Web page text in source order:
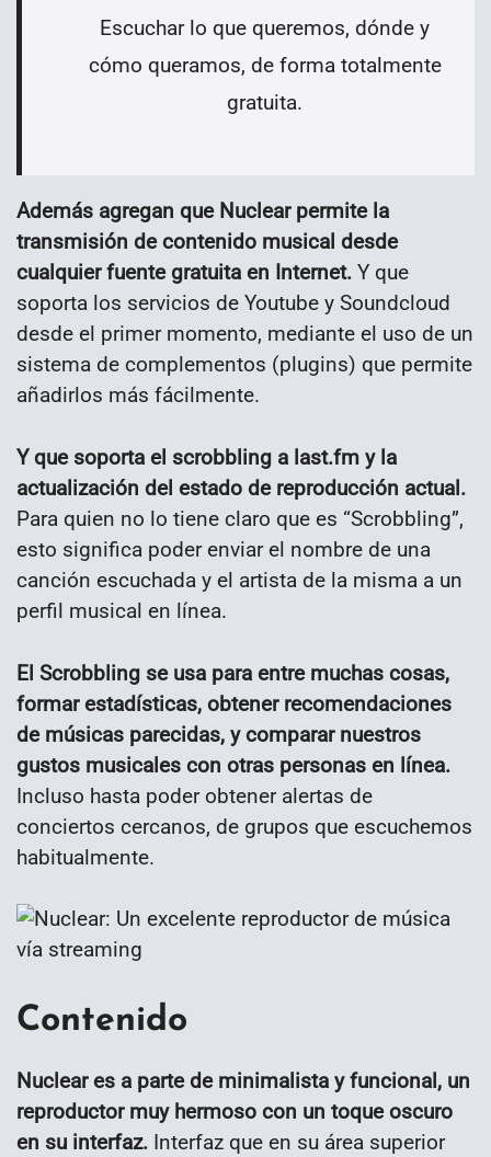
Escuchar lo que queremos, dónde y
cómo queramos, de forma totalmente
gratuita.
Además agregan que Nuclear permite la
transmisión de contenido musical desde
cualquier fuente gratuita en Internet. Y que
soporta los servicios de Youtube y Soundcloud
desde el primer momento, mediante el uso de un
sistema de complementos (plugins) que permite
añadirlos más fácilmente.
Y que soporta el scrobbling a last.fm y la
actualización del estado de reproducción actual.
Para quien no lo tiene claro que es “Scrobbling”,
esto significa poder enviar el nombre de una
canción escuchada y el artista de la misma a un
perfil musical en línea.
El Scrobbling se usa para entre muchas cosas,
formar estadísticas, obtener recomendaciones
de músicas parecidas, y comparar nuestros
gustos musicales con otras personas en línea.
Incluso hasta poder obtener alertas de
conciertos cercanos, de grupos que escuchemos
habitualmente.
Contenido
Nuclear es a parte de minimalista y funcional, un
reproductor muy hermoso con un toque oscuro
en su interfaz. Interfaz que en su área superior